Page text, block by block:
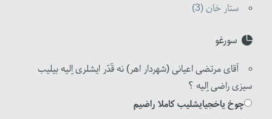
ستار خان (3)
سورغو
آقای مرتضی اعیانی (شهردار اهر) نه قَدَر ایشلری اِلیه بیلیب
سیزی راضی اِلیه ؟
چوخ یاخجیایشلیب کاملا راضیم